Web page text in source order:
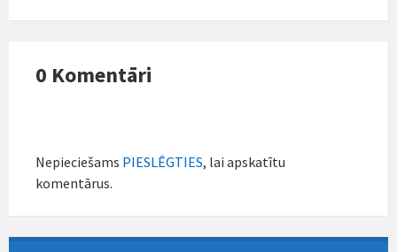
0 Komentāri
Nepieciešams PIESLĒGTIES, lai apskatītu
komentārus.